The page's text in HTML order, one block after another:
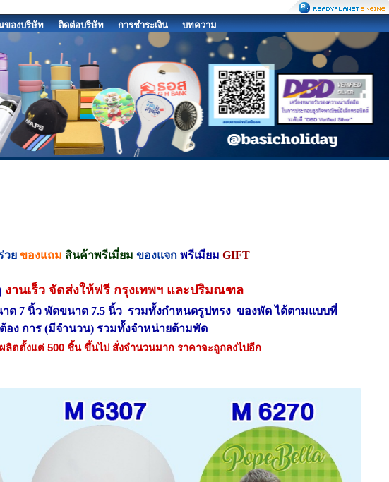
ของบริษัท ติดต่อบริษัท การชำระเงิน บทความ
วย ของแถม สินค้าพรีเมี่ยม ของแจก พรีเมียม GIFT
งานเร็ว จัดส่งให้ฟรี กรุงเทพฯ และปริมณฑล
7 นิ้ว พัดขนาด 7.5 นิ้ว รวมทั้งกำหนดรูปทรง ของพัด ได้ตามแบบที่
ง การ (มีจำนวน) รวมทั้งจำหน่ายด้ามพัด
ตตั้งแต่ 500 ชิ้น ขึ้นไป สั่งจำนวนมาก ราคาจะถูกลงไปอีก